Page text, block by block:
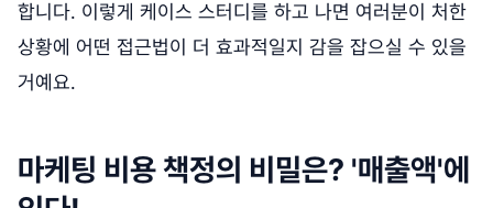
합니다. 이렇게 케이스 스터디를 하고 나면 여러분이 처한
상황에 어떤 접근법이 더 효과적일지 감을 잡으실 수 있을
거예요.
마케팅 비용 책정의 비밀은? '매출액'에